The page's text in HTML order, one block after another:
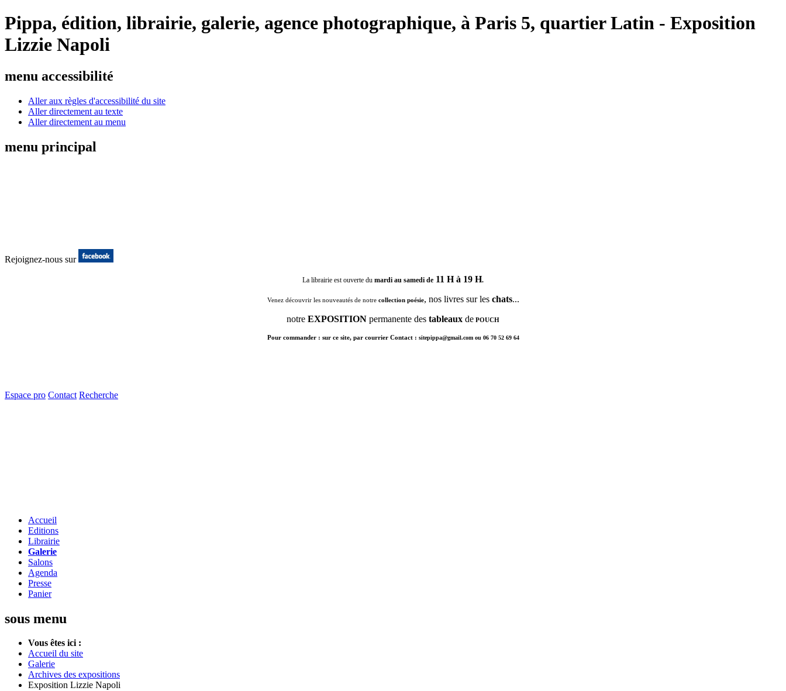
Pippa, édition, librairie, galerie, agence photographique, à Paris 5, quartier Latin - Exposition
Lizzie Napoli
menu accessibilité
Aller aux règles d'accessibilité du site
Aller directement au texte
Aller directement au menu
menu principal
Rejoignez-nous sur
La librairie est ouverte du mardi au samedi de 11 H à 19 H.
Venez découvrir les nouveautés de notrecollection poésie, nos livres sur les chats...
notre EXPOSITION permanente des tableaux de POUCH
Pour commander : sur ce site, par courrier Contact : sitepippa@gmail.com ou 06 70 52 69 64
Espace pro Contact Recherche
Accueil
Editions
Librairie
Galerie
Salons
Agenda
Presse
Panier
sous menu
Vous êtes ici :
Accueil du site
Galerie
Archives des expositions
Exposition Lizzie Napoli